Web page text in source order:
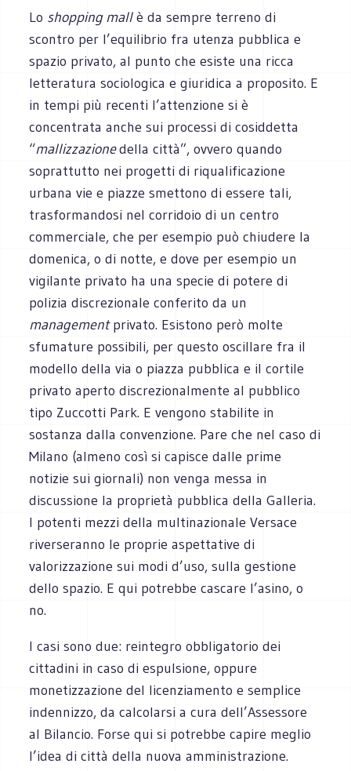
Lo shopping mallè da sempre terreno di
scontro per l’equilibrio fra utenza pubblica e
spazio privato, al punto che esiste una ricca
letteratura sociologica e giuridica a proposito. E
in tempi più recenti l’attenzione si è
concentrata anche sui processi di cosiddetta
“mallizzazionedella città”, ovvero quando
soprattutto nei progetti di riqualificazione
urbana vie e piazze smettono di essere tali,
trasformandosi nel corridoio di un centro
commerciale, che per esempio può chiudere la
domenica, o di notte, e dove per esempio un
vigilante privato ha una specie di potere di
polizia discrezionale conferito da un
managementprivato. Esistono però molte
sfumature possibili, per questo oscillare fra il
modello della via o piazza pubblica e il cortile
privato aperto discrezionalmente al pubblico
tipo Zuccotti Park. E vengono stabilite in
sostanza dalla convenzione. Pare che nel caso di
Milano (almeno così si capisce dalle prime
notizie sui giornali) non venga messa in
discussione la proprietà pubblica della Galleria.
I potenti mezzi della multinazionale Versace
riverseranno le proprie aspettative di
valorizzazione sui modi d’uso, sulla gestione
dello spazio. E qui potrebbe cascare l’asino, o
no.
I casi sono due: reintegro obbligatorio dei
cittadini in caso di espulsione, oppure
monetizzazione del licenziamento e semplice
indennizzo, da calcolarsi a cura dell’Assessore
al Bilancio. Forse qui si potrebbe capire meglio
l’idea di città della nuova amministrazione.